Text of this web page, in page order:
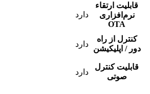
قابلیت ارتقاء
نرم‌افزاری
OTA
دارد
کنترل از راه
دور / اپلیکیشن
دارد
قابلیت کنترل
صوتی
دارد